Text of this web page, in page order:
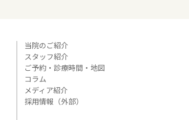
当院のご紹介
スタッフ紹介
ご予約・診療時間・地図
コラム
メディア紹介
採用情報（外部）